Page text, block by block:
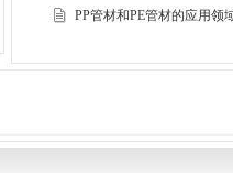
PP管材和PE管材的应用领